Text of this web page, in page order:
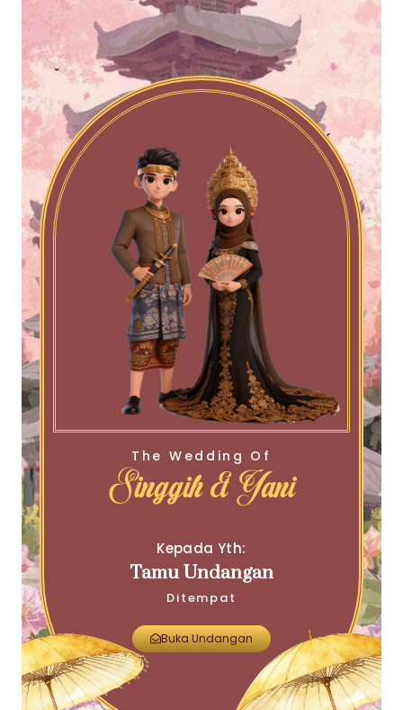
The Wedding Of
Singgih & Yani
Kepada Yth:
Tamu Undangan
Ditempat
Buka Undangan